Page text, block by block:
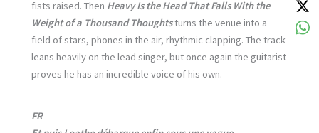
fists raised. Then Heavy Is the Head That Falls With the
Weight of a Thousand Thoughtsturns the venue into a
field of stars, phones in the air, rhythmic clapping. The track
leans heavily on the lead singer, but once again the guitarist
proves he has an incredible voice of his own.
FR